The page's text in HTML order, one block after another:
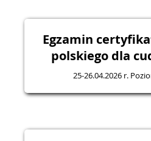
Egzamin
polskiego dla
25-26.04.2026 r.